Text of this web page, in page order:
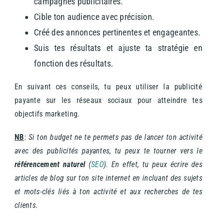
Cible ton audience avec précision.
Créé des annonces pertinentes et engageantes.
Suis tes résultats et ajuste ta stratégie en
fonction des résultats.
En suivant ces conseils, tu peux utiliser la publicité
payante sur les réseaux sociaux pour atteindre tes
objectifs marketing.
NB: Si ton budget ne te permets pas de lancer ton activité
avec des publicités payantes, tu peux te tourner vers le
référencement naturel(SEO). En effet, tu peux écrire des
articles de blog sur ton site internet en incluant des sujets
et mots-clés liés à ton activité et aux recherches de tes
clients.